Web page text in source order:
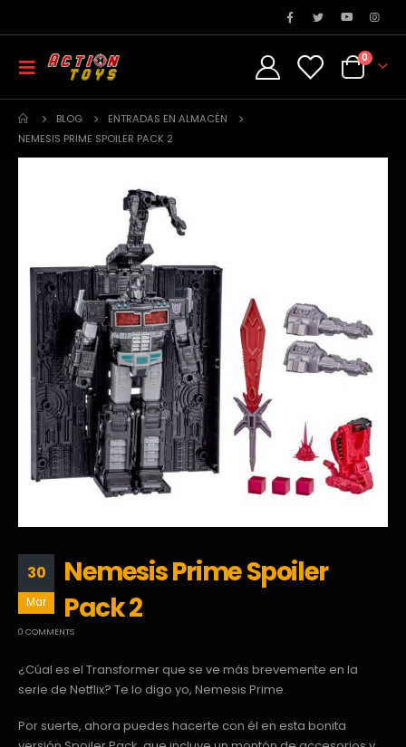
0
BLOG
ENTRADAS EN ALMACÉN
NEMESIS PRIME SPOILER PACK 2
30
Mar
Nemesis Prime Spoiler
Pack 2
0 COMMENTS
¿Cúal es el Transformer que se ve más brevemente en la
serie de Netflix? Te lo digo yo, Nemesis Prime.
Por suerte, ahora puedes hacerte con él en esta bonita